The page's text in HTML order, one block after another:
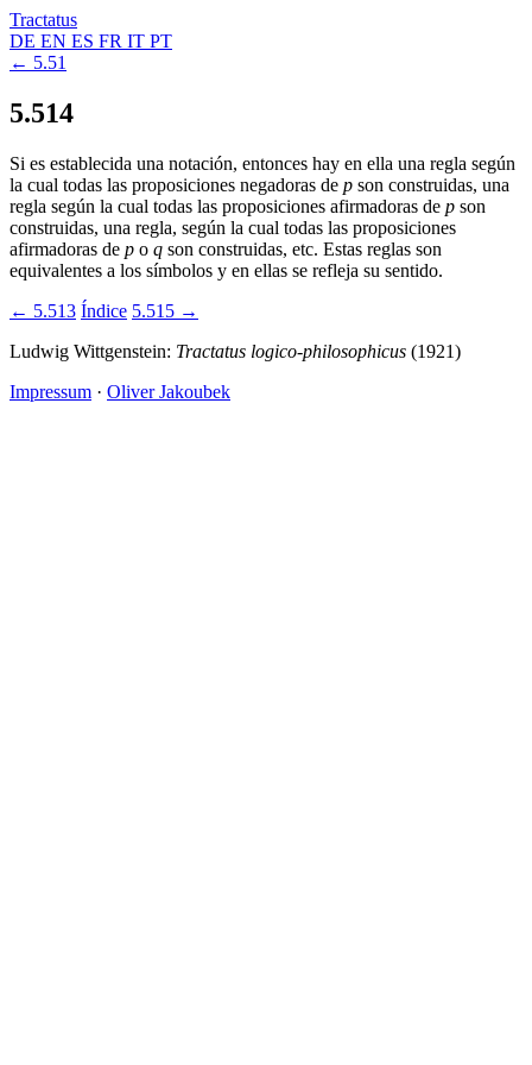
Tractatus
DE EN ES FR IT PT
← 5.51
5.514
Si es establecida una notación, entonces hay en ella una regla según
la cual todas las proposiciones negadoras de p son construidas, una
regla según la cual todas las proposiciones afirmadoras de p son
construidas, una regla, según la cual todas las proposiciones
afirmadoras de p o q son construidas, etc. Estas reglas son
equivalentes a los símbolos y en ellas se refleja su sentido.
← 5.513 Índice 5.515 →
Ludwig Wittgenstein: Tractatus logico-philosophicus (1921)
Impressum · Oliver Jakoubek